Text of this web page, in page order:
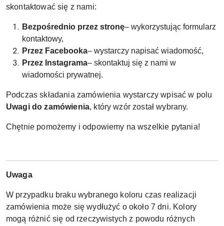
skontaktować się z nami:
Bezpośrednio przez stronę– wykorzystując formularz
kontaktowy,
Przez Facebooka– wystarczy napisać wiadomość,
Przez Instagrama– skontaktuj się z nami w
wiadomości prywatnej.
Podczas składania zamówienia wystarczy wpisać w polu
Uwagi do zamówienia, który wzór został wybrany.
Chętnie pomożemy i odpowiemy na wszelkie pytania!
Uwaga
W przypadku braku wybranego koloru czas realizacji
zamówienia może się wydłużyć o około 7 dni. Kolory
mogą różnić się od rzeczywistych z powodu różnych